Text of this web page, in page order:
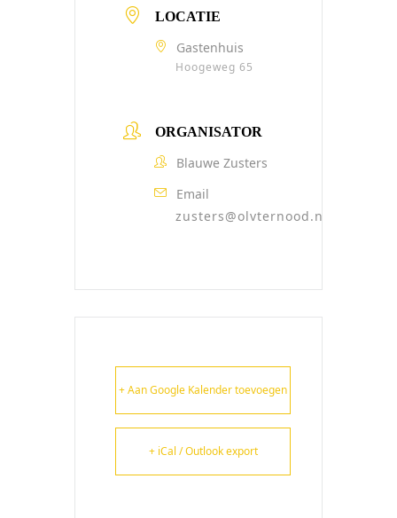
LOCATIE
Gastenhuis
Hoogeweg 65
ORGANISATOR
Blauwe Zusters
Email
zusters@olvternood.nl
+ Aan Google Kalender toevoegen
+ iCal / Outlook export